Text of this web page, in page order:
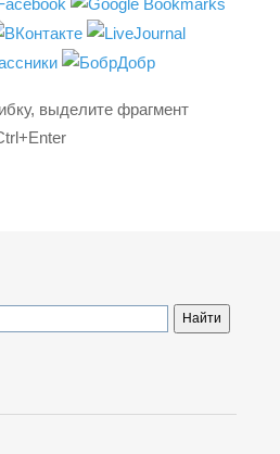
выделите фрагмент